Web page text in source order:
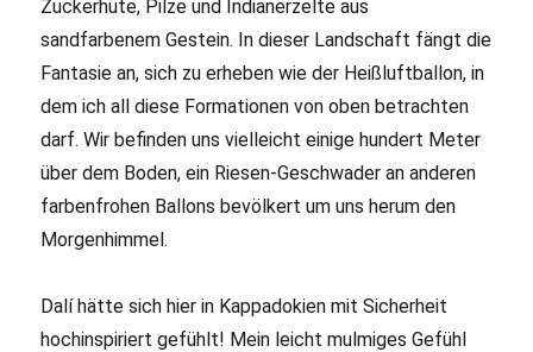
Zuckerhüte, Pilze und Indianerzelte aus
sandfarbenem Gestein. In dieser Landschaft fängt die
Fantasie an, sich zu erheben wie der Heißluftballon, in
dem ich all diese Formationen von oben betrachten
darf. Wir befinden uns vielleicht einige hundert Meter
über dem Boden, ein Riesen-Geschwader an anderen
farbenfrohen Ballons bevölkert um uns herum den
Morgenhimmel.
Dalí hätte sich hier in Kappadokien mit Sicherheit
hochinspiriert gefühlt! Mein leicht mulmiges Gefühl